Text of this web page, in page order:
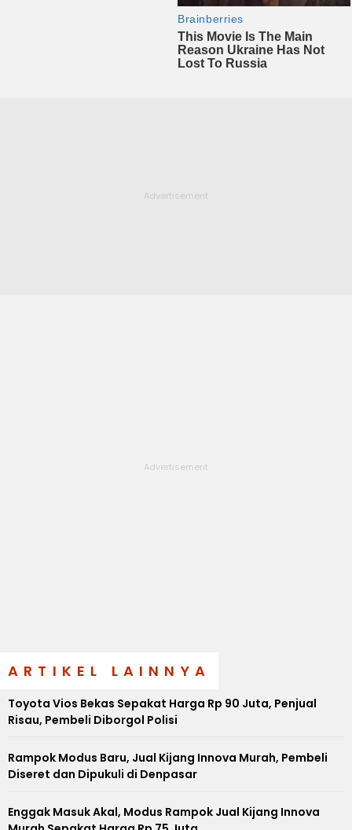
ARTIKEL LAINNYA
Toyota Vios Bekas Sepakat Harga Rp 90 Juta, Penjual
Risau, Pembeli Diborgol Polisi
Rampok Modus Baru, Jual Kijang Innova Murah, Pembeli
Diseret dan Dipukuli di Denpasar
Enggak Masuk Akal, Modus Rampok Jual Kijang Innova